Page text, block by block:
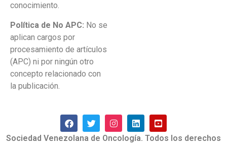
conocimiento.
Política de No APC: No se
aplican cargos por
procesamiento de artículos
(APC) ni por ningún otro
concepto relacionado con
la publicación.
Sociedad Venezolana de Oncología. Todos los derechos